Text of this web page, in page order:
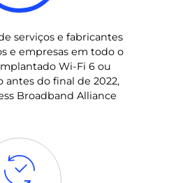
serviços e fabricantes
e empresas em todo o
Wi-Fi 6 ou
antes do final de 2022,
Broadband Alliance